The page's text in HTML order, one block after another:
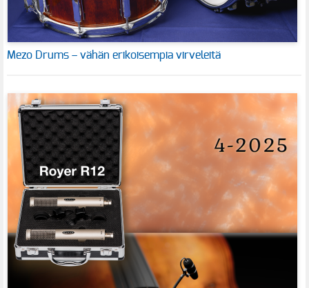
Mezo Drums – vähän erikoisempia virveleitä